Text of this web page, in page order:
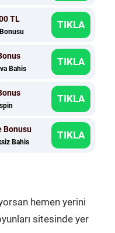
TL
Bonusu
TIKLA
Bahis
TIKLA
TIKLA
Bonusu
Bahis
TIKLA
hemen yerini
sitesinde yer